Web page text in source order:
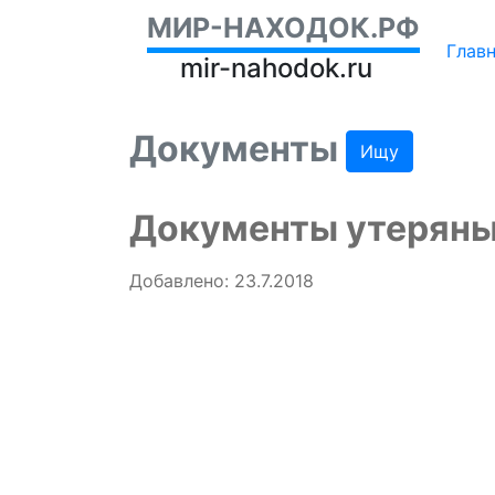
МИР-НАХОДОК.РФ
mir-nahodok.ru
Документы Ищу
Документы
Добавлено: 23.7.2018